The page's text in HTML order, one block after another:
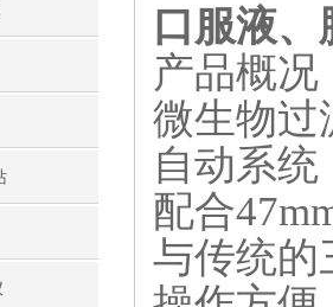
口服液
产品概况
微生物过
自动系
配合
与传统的